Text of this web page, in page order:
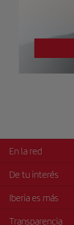
En la red
De tu interés
Iberia es más
Transparencia